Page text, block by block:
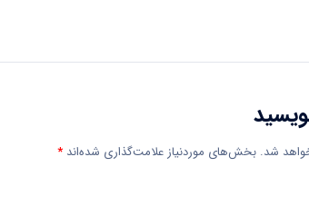
شد. بخش‌های موردنیاز علامت‌گذاری شده‌اند *